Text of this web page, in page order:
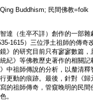
Buddhism; 民間佛教=folk
達（生卒不詳）創作的一部雜
1615）三位淨土祖師的傳奇
》的研究目前只有寥寥數篇，
紀》等佛教歷史著作的相關記
中祖師傳說的分析，以釐清釋
更動的痕跡。最後，針對《歸
的祖師傳奇，管窺晚明的民間
。